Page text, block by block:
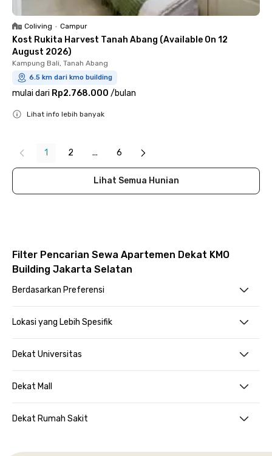
Coliving • Campur
Kost Rukita Harvest Tanah Abang (Available On 12
August 2026)
Kampung Bali, Tanah Abang
6.5 km dari kmo building
mulai dari Rp2.768.000 /bulan
Lihat info lebih banyak
1 2 ... 6
Lihat Semua Hunian
Filter Pencarian Sewa Apartemen Dekat KMO
Building Jakarta Selatan
Berdasarkan Preferensi
Lokasi yang Lebih Spesifik
Dekat Universitas
Dekat Mall
Dekat Rumah Sakit